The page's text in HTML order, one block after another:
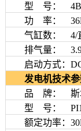
型 号：
功 率：
气缸数： 4/
排气量：
启动方式：
发电机技术参
品 牌： 斯坦
型 号：
额定功率：